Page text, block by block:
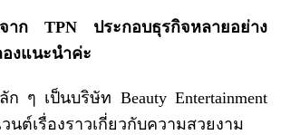
าก TPN ประกอบธุรกิจหลายอย่าง
งแนะนำค่ะ
ก ๆ เป็นบริษัท Beauty Entertainment
นต์เรื่องราวเกี่ยวกับความสวยงาม